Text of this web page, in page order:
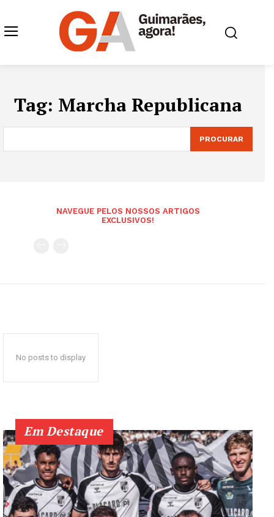
Tag: Marcha Republicana
PROCURAR
NAVEGUE PELOS NOSSOS ARTIGOS
EXCLUSIVOS!
No posts to display
Em Destaque